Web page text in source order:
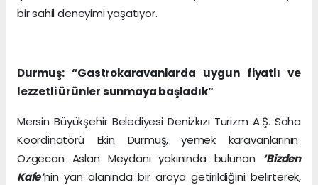
bir sahil deneyimi yaşatıyor.
Durmuş: “Gastrokaravanlarda uygun fiyatlı ve
lezzetli ürünler sunmaya başladık”
Mersin Büyükşehir Belediyesi Denizkızı Turizm A.Ş. Saha
Koordinatörü Ekin Durmuş, yemek karavanlarının
Özgecan Aslan Meydanı yakınında bulunan ‘Bizden
Kafe’nin yan alanında bir araya getirildiğini belirterek,